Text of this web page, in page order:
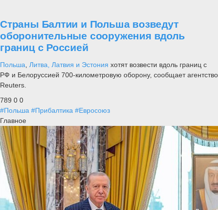
Страны Балтии и Польша возведут
оборонительные сооружения вдоль
границ с Россией
Польша Литва, Латвия и Эстония хотят возвести вдоль границ с
РФ и Белоруссией 700-километровую оборону, сообщает агентство
Reuters.
789 0 0
#Польша #Прибалтика #Евросоюз
Главное